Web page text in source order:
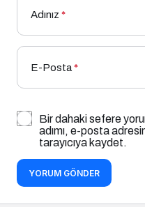
Adınız *
E-Posta*
Bir dahaki sefere
adımı, e-posta
tarayıcıya kaydet.
YORUM GÖNDER